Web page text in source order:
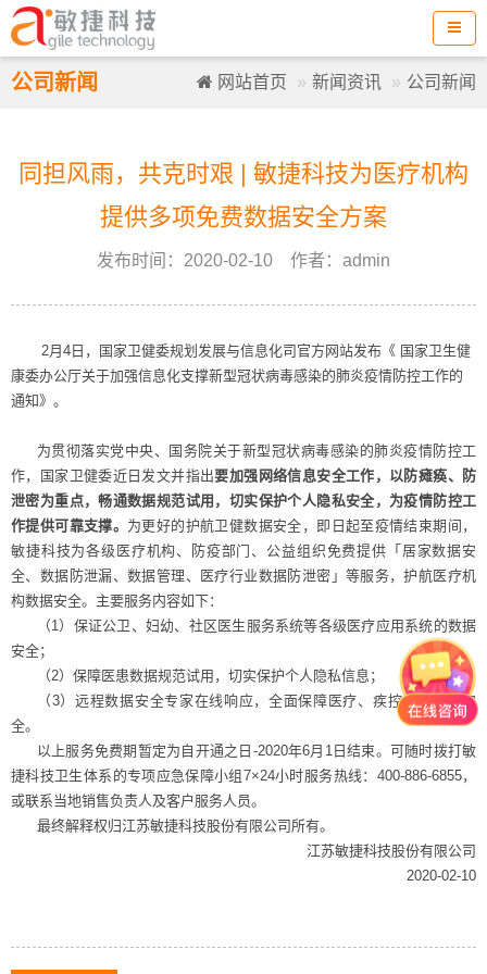
公司新闻 网站首页 新闻资讯 公司新闻
同担风雨，共克时艰 | 敏捷科技为医疗机构
提供多项免费数据安全方案
发布时间：2020-02-10 作者：admin
2月4日，国家卫健委规划发展与信息化司官方网站发布《 国家卫生健
康委办公厅关于加强信息化支撑新型冠状病毒感染的肺炎疫情防控工作的
通知》。
为贯彻落实党中央、国务院关于新型冠状病毒感染的肺炎疫情防控工
作，国家卫健委近日发文并指出要加强网络信息安全工作，以防瘫痪、防
泄密为重点，畅通数据规范试用，切实保护个人隐私安全，为疫情防控工
作提供可靠支撑。 为更好的护航卫健数据安全，即日起至疫情结束期间，
敏捷科技为各级医疗机构、防疫部门、公益组织免费提供「居家数据安
全、数据防泄漏、数据管理、医疗行业数据防泄密」等服务，护航医疗机
构数据安全。主要服务内容如下：
（1）保证公卫、妇幼、社区医生服务系统等各级医疗应用系统的数据
安全；
（2）保障医患数据规范试用，切实保护个人隐私信息；
（3）远程数据安全专家在线响应，全面保障医疗、疾控机构数据安
全。
以上服务免费期暂定为自开通之日 -2020年6月 1日结束。可随时拨打敏
捷科技卫生体系的专项应急保障小组 7×24小时服务热线： 400-886-6855，
或联系当地销售负责人及客户服务人员。
最终解释权归江苏敏捷科技股份有限公司所有。
江苏敏捷科技股份有限公司
2020-02-10